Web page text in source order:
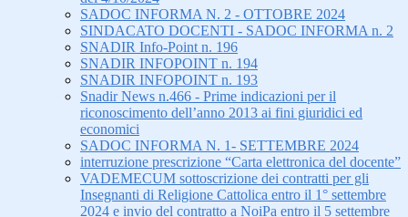
SADOC INFORMA N. 2 - OTTOBRE 2024
SINDACATO DOCENTI - SADOC INFORMA n. 2
SNADIR Info-Point n. 196
SNADIR INFOPOINT n. 194
SNADIR INFOPOINT n. 193
Snadir News n.466 - Prime indicazioni per il
riconoscimento dell’anno 2013 ai fini giuridici ed
economici
SADOC INFORMA N. 1- SETTEMBRE 2024
interruzione prescrizione “Carta elettronica del docente”
VADEMECUM sottoscrizione dei contratti per gli
Insegnanti di Religione Cattolica entro il 1° settembre
2024 e invio del contratto a NoiPa entro il 5 settembre